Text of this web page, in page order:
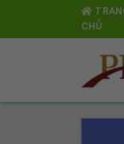
CHỦ